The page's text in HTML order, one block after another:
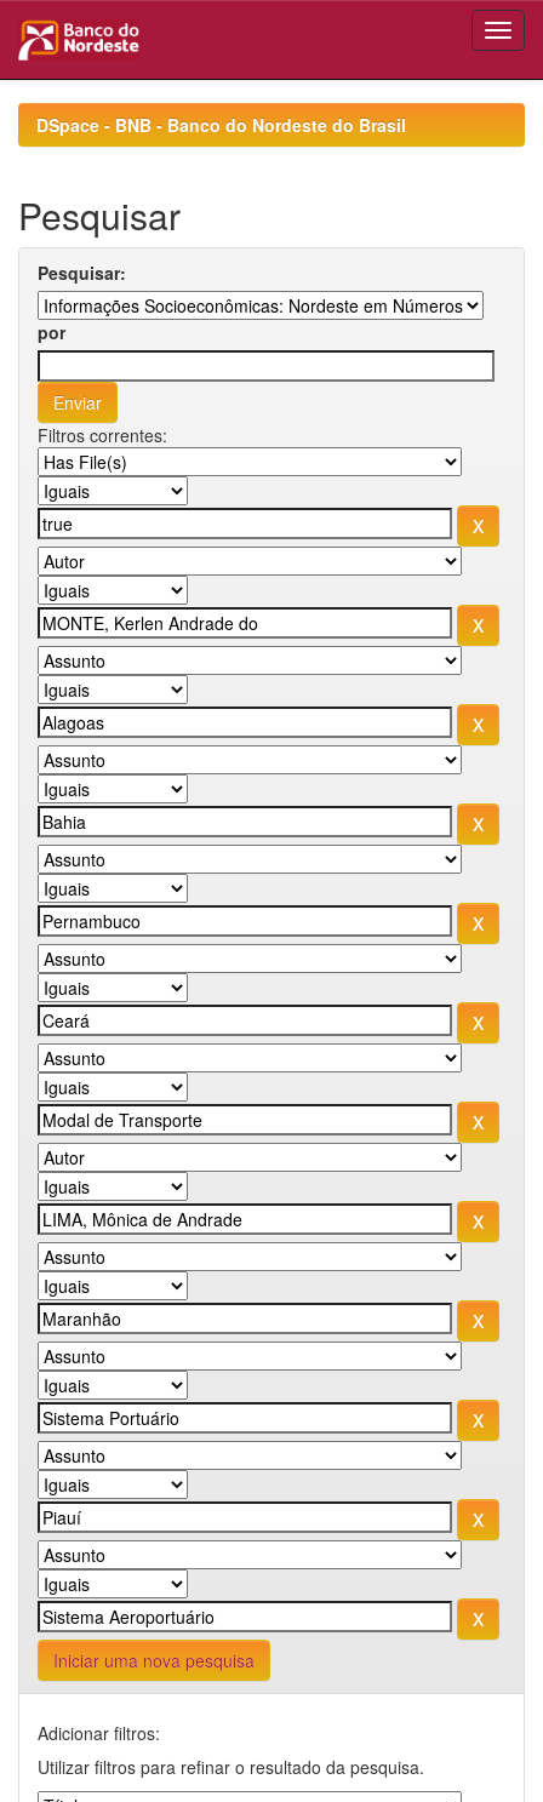
navigationDSpace - BNB - Banco do Nordeste do Brasil
Pesquisar
Pesquisar:
por
Filtros correntes:
Iniciar uma nova pesquisa
Adicionar filtros:
Utilizar filtros para refinar o resultado da pesquisa.